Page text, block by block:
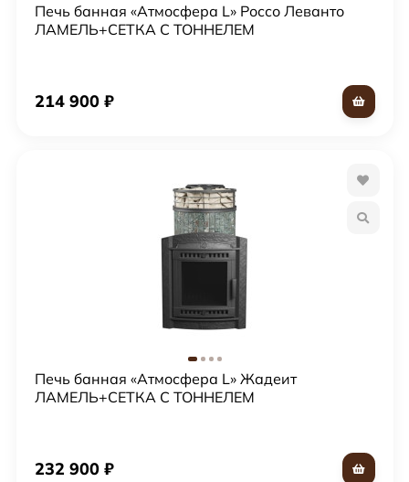
Печь банная «Атмосфера L» Россо Леванто
ЛАМЕЛЬ+СЕТКА С ТОННЕЛЕМ
214 900 ₽
Печь банная «Атмосфера L» Жадеит
ЛАМЕЛЬ+СЕТКА С ТОННЕЛЕМ
232 900 ₽